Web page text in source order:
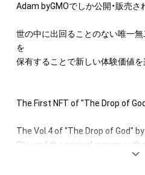
Adam byGMOでしか公開・販売さ
世の中に出回ることのない唯一
を
保有することで新しい体験価値を
The First NFT of "The Drop of
The Vol.4 of "The Drop of God"
Shu and the original manga
unprecedented wine boom to